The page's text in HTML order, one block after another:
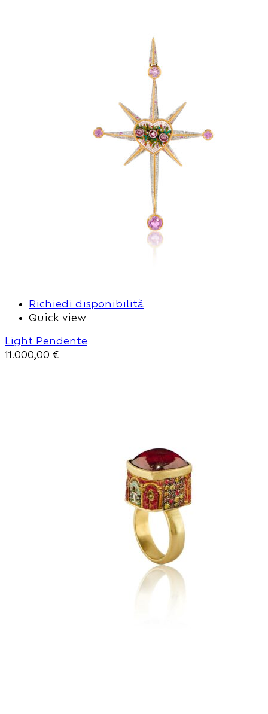
Richiedi disponibilità
Quick view
Light Pendente
11.000,00 €